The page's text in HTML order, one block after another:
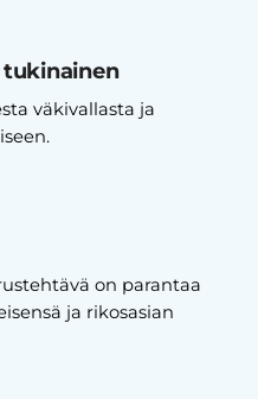
tukinainen
väkivallasta ja
on parantaa
ja rikosasian